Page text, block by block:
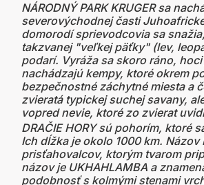
NÁRODNÝ PARK KRUGER sa
severovýchodnej časti
domorodí sprievodcovia sa
takzvanej "veľkej päťky" (lev,
podarí. Vyráža sa skoro ráno,
nachádzajú kempy, ktoré okrem
bezpečnostné záchytné miesta a
zvieratá typickej suchej savany,
vopred nevie, ktoré zo zvierat
DRAČIE HORY sú pohorím, ktoré
Ich dĺžka je okolo 1000 km.
prisťahovalcov, ktorým tvarom
názov je UKHAHLAMBA a
podobnosť s kolmými stenami